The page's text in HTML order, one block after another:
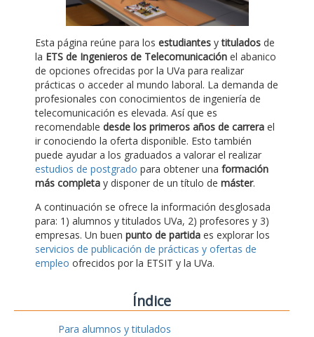
Esta página reúne para los estudiantes ytitulados de
la ETS de Ingenieros de Telecomunicación el abanico
de opciones ofrecidas por la UVa para realizar
prácticas o acceder al mundo laboral. La demanda de
profesionales con conocimientos de ingeniería de
telecomunicación es elevada. Así que es
recomendable desde los primeros años de carrera el
ir conociendo la oferta disponible. Esto también
puede ayudar a los graduados a valorar el realizar
estudios de postgrado para obtener una formación
más completa y disponer de un título de máster.
A continuación se ofrece la información desglosada
para: 1) alumnos y titulados UVa, 2) profesores y 3)
empresas. Un buen punto de partida es explorar los
servicios de publicación de prácticas y ofertas de
empleo ofrecidos por la ETSIT y la UVa.
Índice
Para alumnos y titulados